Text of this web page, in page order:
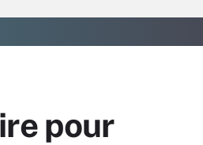
pour